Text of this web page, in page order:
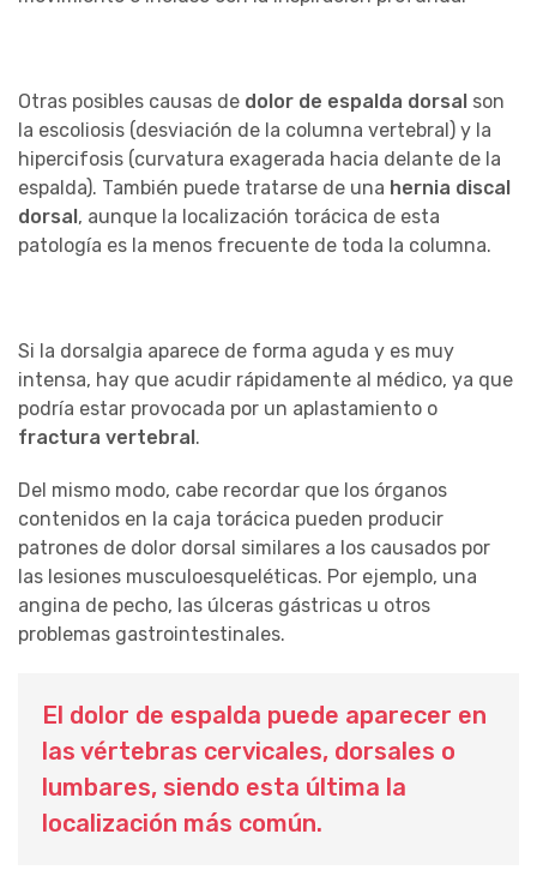
Otras posibles causas de dolor de espalda dorsal son
la escoliosis (desviación de la columna vertebral) y la
hipercifosis (curvatura exagerada hacia delante de la
espalda). También puede tratarse de una hernia discal
dorsal, aunque la localización torácica de esta
patología es la menos frecuente de toda la columna.
Si la dorsalgia aparece de forma aguda y es muy
intensa, hay que acudir rápidamente al médico, ya que
podría estar provocada por un aplastamiento o
fractura vertebral.
Del mismo modo, cabe recordar que los órganos
contenidos en la caja torácica pueden producir
patrones de dolor dorsal similares a los causados por
las lesiones musculoesqueléticas. Por ejemplo, una
angina de pecho, las úlceras gástricas u otros
problemas gastrointestinales.
El dolor de espalda puede aparecer en
las vértebras cervicales, dorsales o
lumbares, siendo esta última la
localización más común.